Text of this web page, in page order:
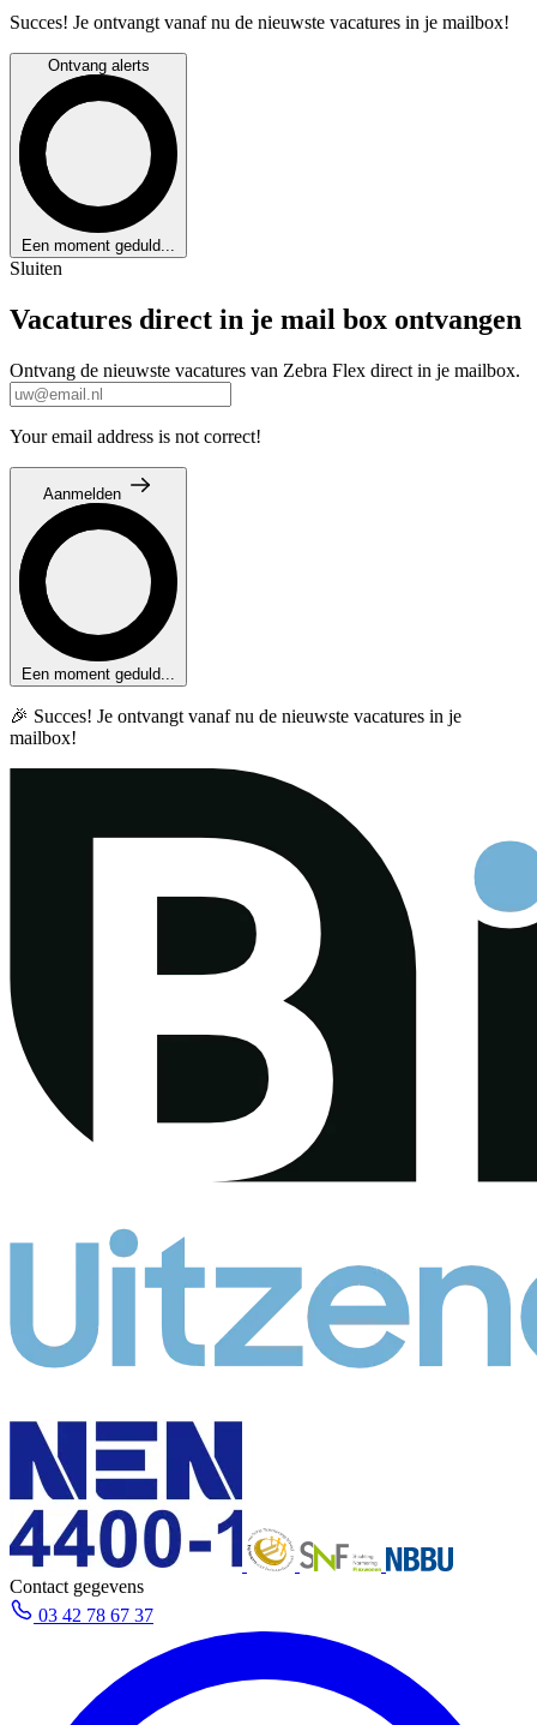
Succes! Je ontvangt vanaf nu de nieuwste vacatures in je mailbox!
Ontvang alerts
Een moment geduld...
Sluiten
Vacatures direct in je mail box ontvangen
Ontvang de nieuwste vacatures van Zebra Flex direct in je mailbox.
Your email address is not correct!
Aanmelden
Een moment geduld...
🎉 Succes! Je ontvangt vanaf nu de nieuwste vacatures in je
mailbox!
Contact gegevens
03 42 78 67 37